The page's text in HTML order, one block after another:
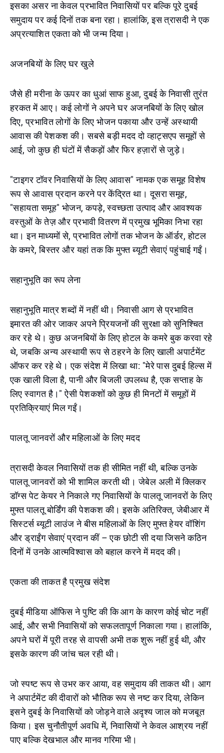
इसका असर ना केवल प्रभावित निवासियों पर बल्कि पूरे दुबई
समुदाय पर कई दिनों तक बना रहा। हालांकि, इस त्रासदी ने एक
अप्रत्याशित एकता को भी जन्म दिया।
अजनबियों के लिए घर खुले
जैसे ही मरीना के ऊपर का धुआं साफ हुआ, दुबई के निवासी तुरंत
हरकत में आए। कई लोगों ने अपने घर अजनबियों के लिए खोल
दिए, प्रभावित लोगों के लिए भोजन पकाया और उन्हें अस्थायी
आवास की पेशकश की। सबसे बड़ी मदद दो व्हाट्सएप समूहों से
आई, जो कुछ ही घंटों में सैकड़ों और फिर हज़ारों से जुड़े।
"टाइगर टॉवर निवासियों के लिए आवास" नामक एक समूह विशेष
रूप से आवास प्रदान करने पर केंद्रित था। दूसरा समूह,
"सहायता समूह" भोजन, कपड़े, स्वच्छता उत्पाद और आवश्यक
वस्तुओं के तेज़ और प्रभावी वितरण में प्रमुख भूमिका निभा रहा
था। इन माध्यमों से, प्रभावित लोगों तक भोजन के ऑर्डर, होटल
के कमरे, बिस्तर और यहां तक कि मुफ्त ब्यूटी सेवाएं पहुंचाई गईं।
सहानुभूति का रूप लेना
सहानुभूति मात्र शब्दों में नहीं थी। निवासी आग से प्रभावित
इमारत की ओर जाकर अपने प्रियजनों की सुरक्षा को सुनिश्चित
कर रहे थे। कुछ अजनबियों के लिए होटल के कमरे बुक करवा रहे
थे, जबकि अन्य अस्थायी रूप से ठहरने के लिए खाली अपार्टमेंट
ऑफर कर रहे थे। एक संदेश में लिखा था: "मेरे पास दुबई हिल्स में
एक खाली विला है, पानी और बिजली उपलब्ध है, एक सप्ताह के
लिए स्वागत है।" ऐसी पेशकशों को कुछ ही मिनटों में समूहों में
प्रतिक्रियाएं मिल गईं।
पालतू जानवरों और महिलाओं के लिए मदद
त्रासदी केवल निवासियों तक ही सीमित नहीं थी, बल्कि उनके
पालतू जानवरों को भी शामिल करती थी। जेबेल अली में क्लिकर
डॉग्स पेट केयर ने निकाले गए निवासियों के पालतू जानवरों के लिए
मुफ्त पालतू बोर्डिंग की पेशकश की। इसके अतिरिक्त, जेबीआर में
सिस्टर्स ब्यूटी लाउंज ने बीस महिलाओं के लिए मुफ्त हेयर वॉशिंग
और ड्राईंग सेवाएं प्रदान कीं – एक छोटी सी दया जिसने कठिन
दिनों में उनके आत्मविश्वास को बहाल करने में मदद की।
एकता की ताकत है प्रमुख संदेश
दुबई मीडिया ऑफिस ने पुष्टि की कि आग के कारण कोई चोट नहीं
आई, और सभी निवासियों को सफलतापूर्ण निकाला गया। हालांकि,
अपने घरों में पूरी तरह से वापसी अभी तक शुरू नहीं हुई थी, और
इसके कारण की जांच चल रही थी।
जो स्पष्ट रूप से उभर कर आया, वह समुदाय की ताकत थी। आग
ने अपार्टमेंट की दीवारों को भौतिक रूप से नष्ट कर दिया, लेकिन
इसने दुबई के निवासियों को जोड़ने वाले अदृश्य जाल को मजबूत
किया। इस चुनौतीपूर्ण अवधि में, निवासियों ने केवल आश्रय नहीं
पाए बल्कि देखभाल और मानव गरिमा भी।